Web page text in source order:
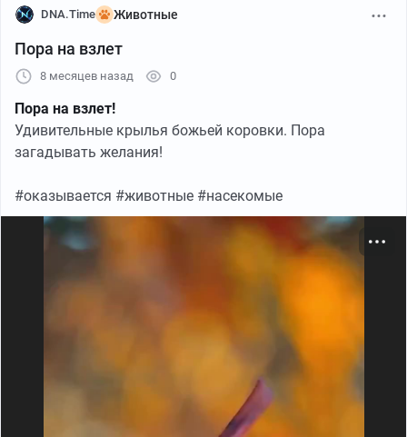
прошлого! ❄️
#палеомир #докфильм
Пикабу
DNA.Time Животные
Пора на взлет
8 месяцев назад 0
Пора на взлет!
Удивительные крылья божьей коровки. Пора
загадывать желания!
#оказывается #животные #насекомые